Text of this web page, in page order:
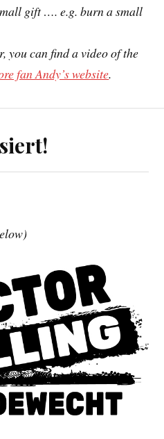
gift …. e.g. burn a small
you can find a video of the
fan Andy’s website.